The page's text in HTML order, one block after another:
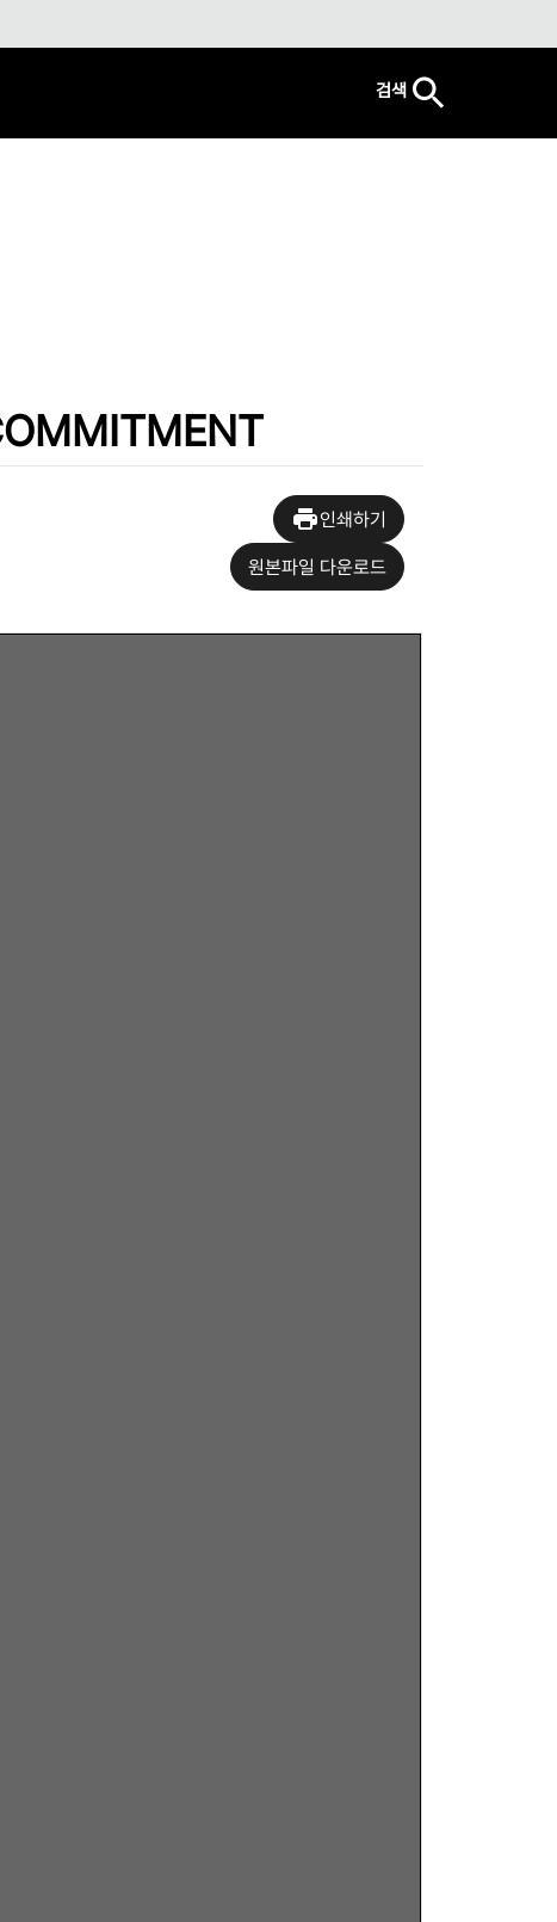
검색
인쇄하기
원본파일 다운로드